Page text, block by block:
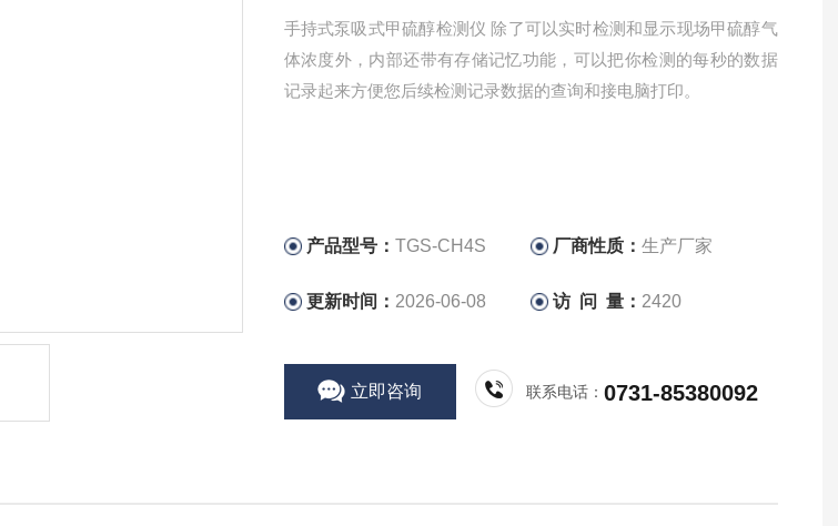
手持式泵吸式甲硫醇检测仪 除了可以实时检测和显示现场甲硫醇气
体浓度外，内部还带有存储记忆功能，可以把你检测的每秒的数据
记录起来方便您后续检测记录数据的查询和接电脑打印。
产品型号： TGS-CH4S 厂商性质：生产厂家
更新时间： 2026-06-08 访 问 量： 2420
立即咨询 联系电话：0731-85380092